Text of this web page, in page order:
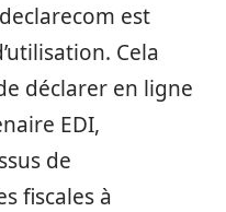
est
Cela
déclarer en ligne
EDI,
de
fiscales à